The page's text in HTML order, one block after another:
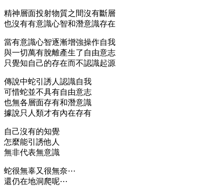
精神層面投射物質之間沒有斷層
也沒有有意識心智和潛意識存在
當有意識心智逐漸增強操作自我
與一切萬有脫離產生了自由意志
只覺知自己的存在而不認識起源
傳說中蛇引誘人認識自我
可惜蛇並不具有自由意志
也無各層面存有和潛意識
據說只人類才有內在存有
自己沒有的知覺
怎麼能引誘他人
無非代表無意識
蛇很無辜又很無奈⋯
還仍在地洞爬呢⋯